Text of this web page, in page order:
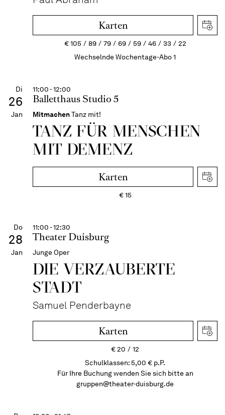
Karten
€105 89 79 69 59 46 33
22
Wechselnde Wochentage-Abo 1
Di
26
Jan
11:00 - 12:00
Balletthaus Studio 5
MitmachenTanz mit!
TANZ FÜR MENSCHEN
MIT DEMENZ
Karten
€15
Do
28
Jan
11:00 - 12:30
Theater Duisburg
Junge Oper
DIE VERZAUBERTE
STADT
Samuel Penderbayne
Karten
€20
12
Schulklassen: 5,00 € p.P.
Für Ihre Buchung wenden Sie sich bitte an
gruppen@theater-duisburg.de